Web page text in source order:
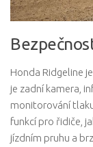
Honda Ridgeline
je zadní kamera,
monitorování
funkcí pro řidiče,
jízdním pruhu a